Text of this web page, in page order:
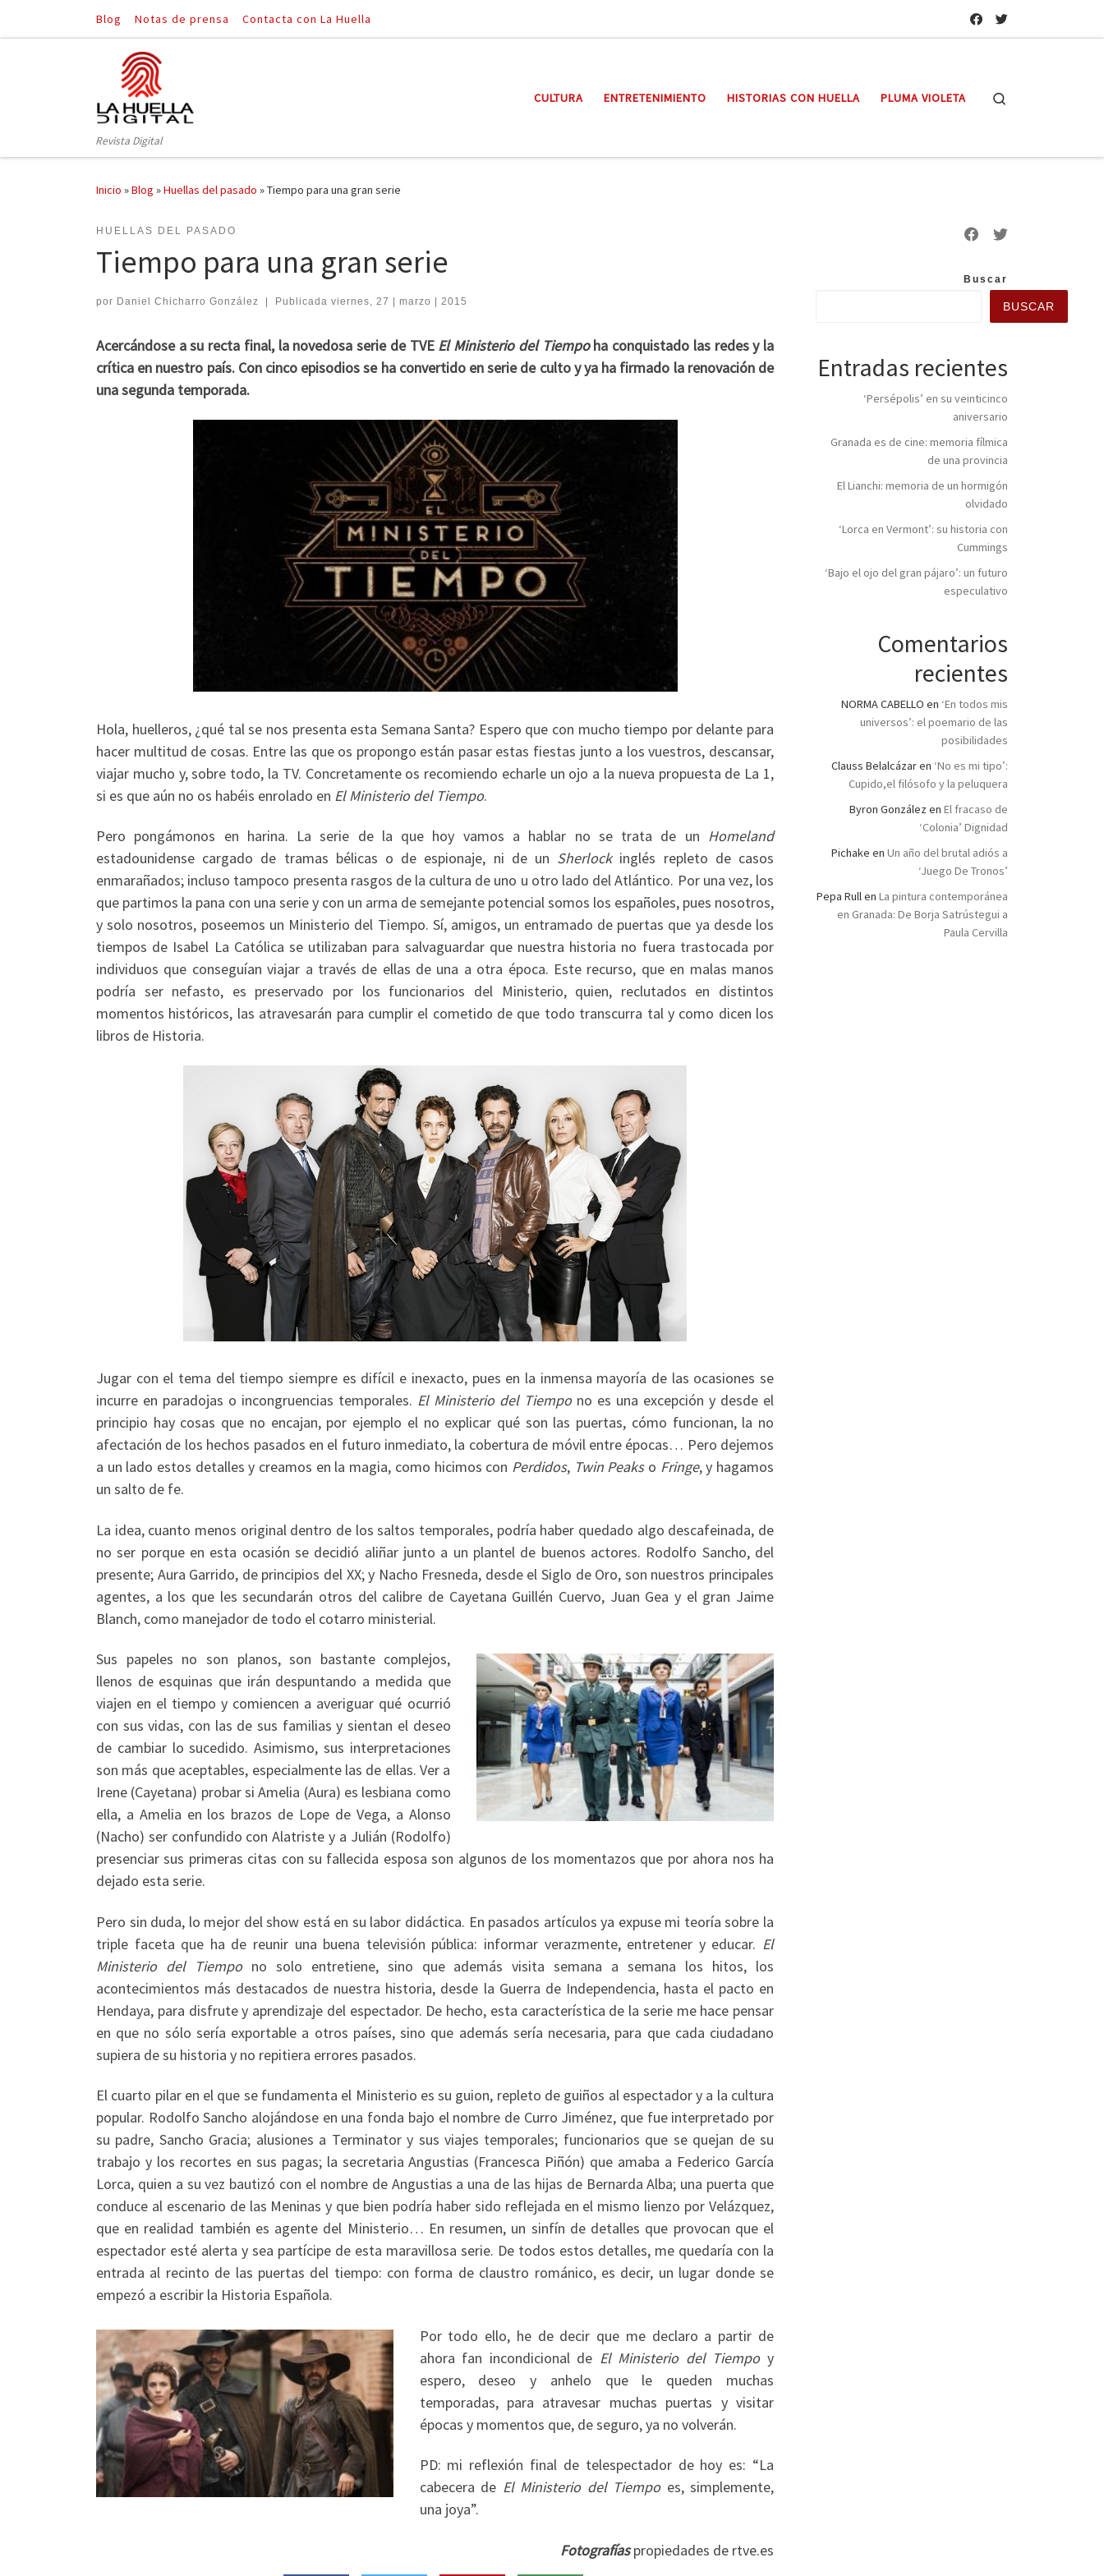
Saltar al contenido
Blog Notas de prensa Contacta con La Huella
Revista Digital
CULTURA ENTRETENIMIENTO HISTORIAS CON HUELLA PLUMA VIOLETA
Inicio »Blog »Huellas del pasado »Tiempo para una gran serie
HUELLAS DEL PASADO
Tiempo para una gran serie
por Daniel Chicharro González Publicada viernes, 27 | marzo | 2015
Acercándose a su recta final, la novedosa serie de TVE El Ministerio del Tiempoha conquistado las redes y la
crítica en nuestro país. Con cinco episodios se ha convertido en serie de culto y ya ha firmado la renovación de
una segunda temporada.
Hola, huelleros, ¿qué tal se nos presenta esta Semana Santa? Espero que con mucho tiempo por delante para
hacer multitud de cosas. Entre las que os propongo están pasar estas fiestas junto a los vuestros, descansar,
viajar mucho y, sobre todo, la TV. Concretamente os recomiendo echarle un ojo a la nueva propuesta de La 1,
si es que aún no os habéis enrolado en El Ministerio del Tiempo.
Pero pongámonos en harina. La serie de la que hoy vamos a hablar no se trata de un Homeland
estadounidense cargado de tramas bélicas o de espionaje, ni de un Sherlockinglés repleto de casos
enmarañados; incluso tampoco presenta rasgos de la cultura de uno u otro lado del Atlántico. Por una vez, los
que partimos la pana con una serie y con un arma de semejante potencial somos los españoles, pues nosotros,
y solo nosotros, poseemos un Ministerio del Tiempo. Sí, amigos, un entramado de puertas que ya desde los
tiempos de Isabel La Católica se utilizaban para salvaguardar que nuestra historia no fuera trastocada por
individuos que conseguían viajar a través de ellas de una a otra época. Este recurso, que en malas manos
podría ser nefasto, es preservado por los funcionarios del Ministerio, quien, reclutados en distintos
momentos históricos, las atravesarán para cumplir el cometido de que todo transcurra tal y como dicen los
libros de Historia.
Jugar con el tema del tiempo siempre es difícil e inexacto, pues en la inmensa mayoría de las ocasiones se
incurre en paradojas o incongruencias temporales. El Ministerio del Tiempono es una excepción y desde el
principio hay cosas que no encajan, por ejemplo el no explicar qué son las puertas, cómo funcionan, la no
afectación de los hechos pasados en el futuro inmediato, la cobertura de móvil entre épocas… Pero dejemos
a un lado estos detalles y creamos en la magia, como hicimos con Perdidos, Twin Peakso Fringe, y hagamos
un salto de fe.
La idea, cuanto menos original dentro de los saltos temporales, podría haber quedado algo descafeinada, de
no ser porque en esta ocasión se decidió aliñar junto a un plantel de buenos actores. Rodolfo Sancho, del
presente; Aura Garrido, de principios del XX; y Nacho Fresneda, desde el Siglo de Oro, son nuestros principales
agentes, a los que les secundarán otros del calibre de Cayetana Guillén Cuervo, Juan Gea y el gran Jaime
Blanch, como manejador de todo el cotarro ministerial.
Sus papeles no son planos, son bastante complejos,
llenos de esquinas que irán despuntando a medida que
viajen en el tiempo y comiencen a averiguar qué ocurrió
con sus vidas, con las de sus familias y sientan el deseo
de cambiar lo sucedido. Asimismo, sus interpretaciones
son más que aceptables, especialmente las de ellas. Ver a
Irene (Cayetana) probar si Amelia (Aura) es lesbiana como
ella, a Amelia en los brazos de Lope de Vega, a Alonso
(Nacho) ser confundido con Alatriste y a Julián (Rodolfo)
presenciar sus primeras citas con su fallecida esposa son algunos de los momentazos que por ahora nos ha
dejado esta serie.
Pero sin duda, lo mejor del show está en su labor didáctica. En pasados artículos ya expuse mi teoría sobre la
triple faceta que ha de reunir una buena televisión pública: informar verazmente, entretener y educar. El
Ministerio del Tiempono solo entretiene, sino que además visita semana a semana los hitos, los
acontecimientos más destacados de nuestra historia, desde la Guerra de Independencia, hasta el pacto en
Hendaya, para disfrute y aprendizaje del espectador. De hecho, esta característica de la serie me hace pensar
en que no sólo sería exportable a otros países, sino que además sería necesaria, para que cada ciudadano
supiera de su historia y no repitiera errores pasados.
El cuarto pilar en el que se fundamenta el Ministerio es su guion, repleto de guiños al espectador y a la cultura
popular. Rodolfo Sancho alojándose en una fonda bajo el nombre de Curro Jiménez, que fue interpretado por
su padre, Sancho Gracia; alusiones a Terminator y sus viajes temporales; funcionarios que se quejan de su
trabajo y los recortes en sus pagas; la secretaria Angustias (Francesca Piñón) que amaba a Federico García
Lorca, quien a su vez bautizó con el nombre de Angustias a una de las hijas de Bernarda Alba; una puerta que
conduce al escenario de las Meninas y que bien podría haber sido reflejada en el mismo lienzo por Velázquez,
que en realidad también es agente del Ministerio… En resumen, un sinfín de detalles que provocan que el
espectador esté alerta y sea partícipe de esta maravillosa serie. De todos estos detalles, me quedaría con la
entrada al recinto de las puertas del tiempo: con forma de claustro románico, es decir, un lugar donde se
empezó a escribir la Historia Española.
Por todo ello, he de decir que me declaro a partir de
ahora fan incondicional de El Ministerio del Tiempoy
espero, deseo y anhelo que le queden muchas
temporadas, para atravesar muchas puertas y visitar
épocas y momentos que, de seguro, ya no volverán.
PD: mi reflexión final de telespectador de hoy es: “La
cabecera de El Ministerio del Tiempoes, simplemente,
una joya”.
Fotografías propiedades de rtve.es
Buscar
BUSCAR
Entradas recientes
‘Persépolis’ en su veinticinco
aniversario
Granada es de cine: memoria fílmica
de una provincia
El Lianchi: memoria de un hormigón
olvidado
‘Lorca en Vermont’: su historia con
Cummings
‘Bajo el ojo del gran pájaro’: un futuro
especulativo
Comentarios
recientes
NORMA CABELLO en ‘En todos mis
universos’: el poemario de las
posibilidades
Clauss Belalcázaren ‘No es mi tipo’:
Cupido,el filósofo y la peluquera
Byron González en El fracaso de
‘Colonia’ Dignidad
Pichake en Un año del brutal adiós a
‘Juego De Tronos’
Pepa Rullen La pintura contemporánea
en Granada: De Borja Satrústegui a
Paula Cervilla